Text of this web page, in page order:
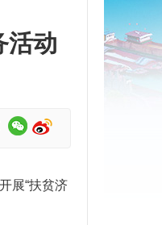
活动
展“扶贫济